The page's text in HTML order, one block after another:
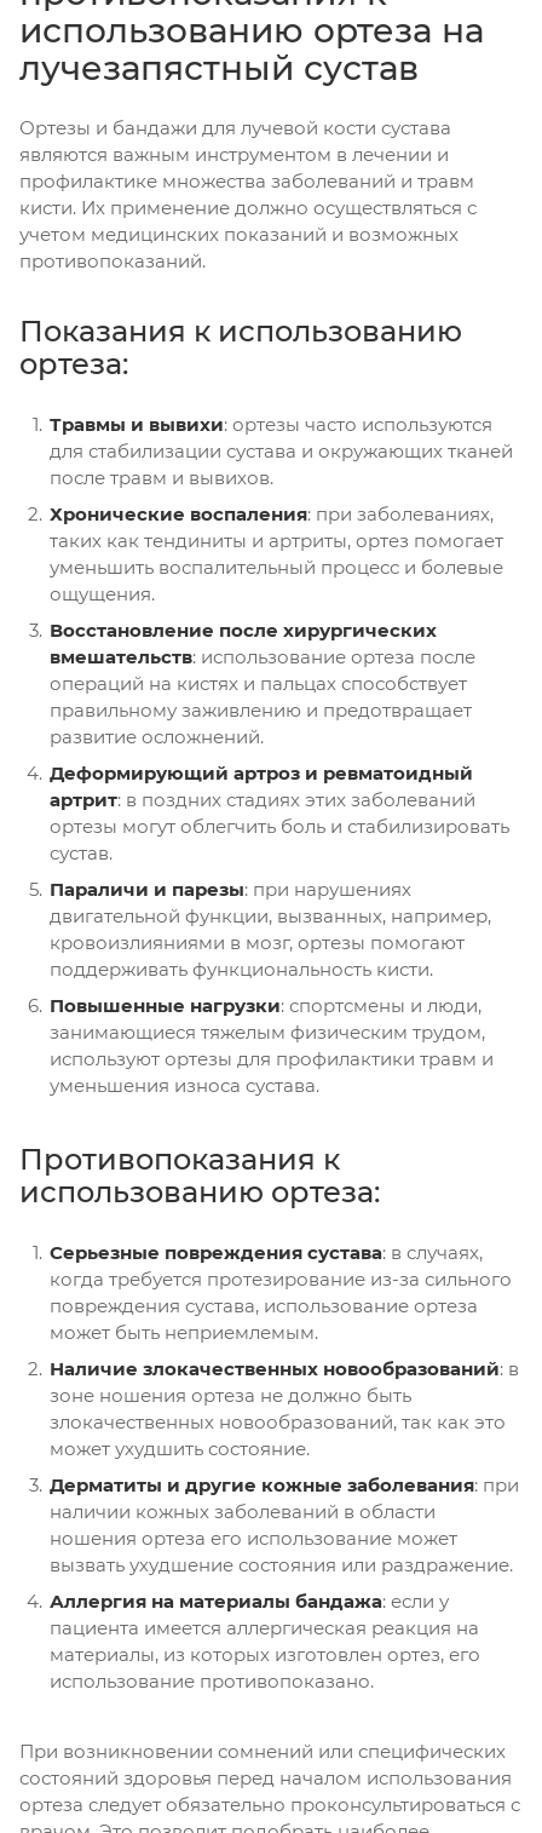
использованию ортеза на
лучезапястный сустав
Ортезы и бандажи для лучевой кости сустава
являются важным инструментом в лечении и
профилактике множества заболеваний и травм
кисти. Их применение должно осуществляться с
учетом медицинских показаний и возможных
противопоказаний.
Показания к использованию
ортеза:
Травмы и вывихи: ортезы часто используются
для стабилизации сустава и окружающих тканей
после травм и вывихов.
Хронические воспаления: при заболеваниях,
таких как тендиниты и артриты, ортез помогает
уменьшить воспалительный процесс и болевые
ощущения.
Восстановление после хирургических
вмешательств: использование ортеза после
операций на кистях и пальцах способствует
правильному заживлению и предотвращает
развитие осложнений.
Деформирующий артроз и ревматоидный
артрит: в поздних стадиях этих заболеваний
ортезы могут облегчить боль и стабилизировать
сустав.
Параличи и парезы: при нарушениях
двигательной функции, вызванных, например,
кровоизлияниями в мозг, ортезы помогают
поддерживать функциональность кисти.
Повышенные нагрузки: спортсмены и люди,
занимающиеся тяжелым физическим трудом,
используют ортезы для профилактики травм и
уменьшения износа сустава.
Противопоказания к
использованию ортеза:
Серьезные повреждения сустава: в случаях,
когда требуется протезирование из-за сильного
повреждения сустава, использование ортеза
может быть неприемлемым.
Наличие злокачественных новообразований: в
зоне ношения ортеза не должно быть
злокачественных новообразований, так как это
может ухудшить состояние.
Дерматиты и другие кожные заболевания: при
наличии кожных заболеваний в области
ношения ортеза его использование может
вызвать ухудшение состояния или раздражение.
Аллергия на материалы бандажа: если у
пациента имеется аллергическая реакция на
материалы, из которых изготовлен ортез, его
использование противопоказано.
При возникновении сомнений или специфических
состояний здоровья перед началом использования
ортеза следует обязательно проконсультироваться с